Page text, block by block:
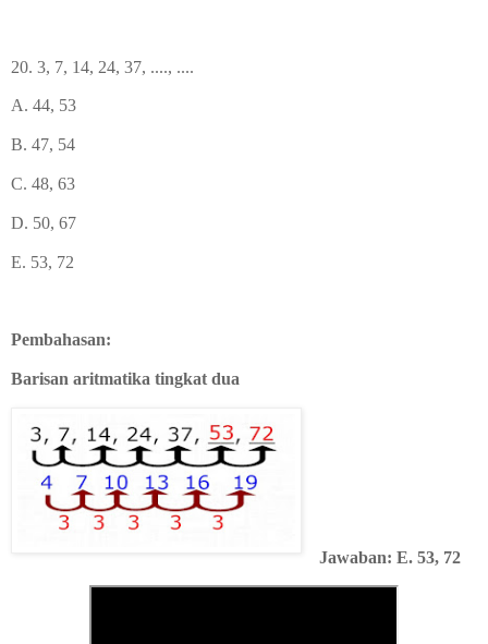
20. 3, 7, 14, 24, 37, ...., ....
A. 44, 53
B. 47, 54
C. 48, 63
D. 50, 67
E. 53, 72
Pembahasan:
Barisan aritmatika tingkat dua
Jawaban: E. 53, 72